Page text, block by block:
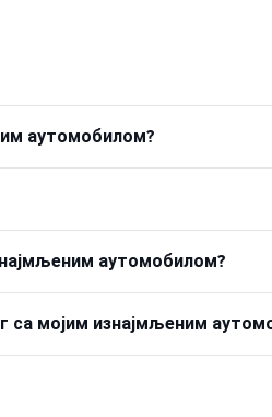
аутомобилом?
аутомобилом?
са мојим изнајмљеним